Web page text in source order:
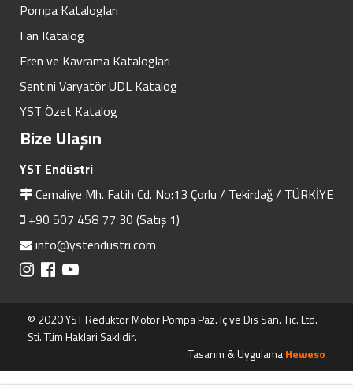
Pompa Katalogları
Fan Katalog
Fren ve Kavrama Katalogları
Sentini Varyatör UDL Katalog
YST Özet Katalog
Bize Ulaşın
YST Endüstri
Cemaliye Mh. Fatih Cd. No:13 Çorlu / Tekirdağ / TÜRKİYE
+90 507 458 77 30 (Satış 1)
info@ystendustri.com
© 2020 YST Redüktör Motor Pompa Paz. Iç ve Dis San. Tic. Ltd.
Sti. Tüm Haklari Saklidir.
Tasarım & UygulamaHeweso